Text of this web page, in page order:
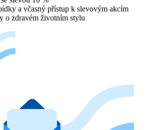
a včasný přístup k slevovým akcím
o zdravém životním stylu